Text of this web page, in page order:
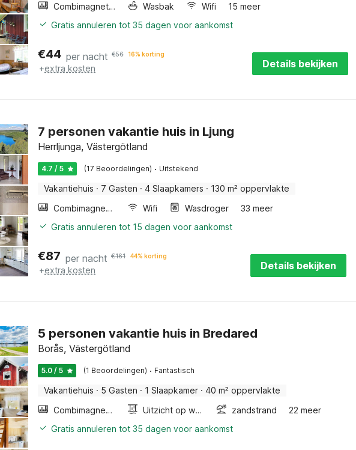
Combimagnetron
Wasbak Wifi
15 meer
Gratis annuleren tot 35 dagen voor aankomst
€44 per nacht €56 16% korting
+extra kosten Details bekijken
7 personen vakantie huis in Ljung
Herrljunga, Västergötland
4.7 / 5 (17 Beoordelingen) · Uitstekend
Vakantiehuis · 7 Gasten · 4 Slaapkamers · 130 m² oppervlakte
Combimagnetron
Wifi Wasdroger
33 meer
Gratis annuleren tot 15 dagen voor aankomst
€87 per nacht €161 44% korting
+extra kosten Details bekijken
5 personen vakantie huis in Bredared
Borås, Västergötland
5.0 / 5 (1 Beoordelingen) · Fantastisch
Vakantiehuis · 5 Gasten · 1 Slaapkamer · 40 m² oppervlakte
Combimagnetron
Uitzicht op water zandstrand
22 meer
Gratis annuleren tot 35 dagen voor aankomst